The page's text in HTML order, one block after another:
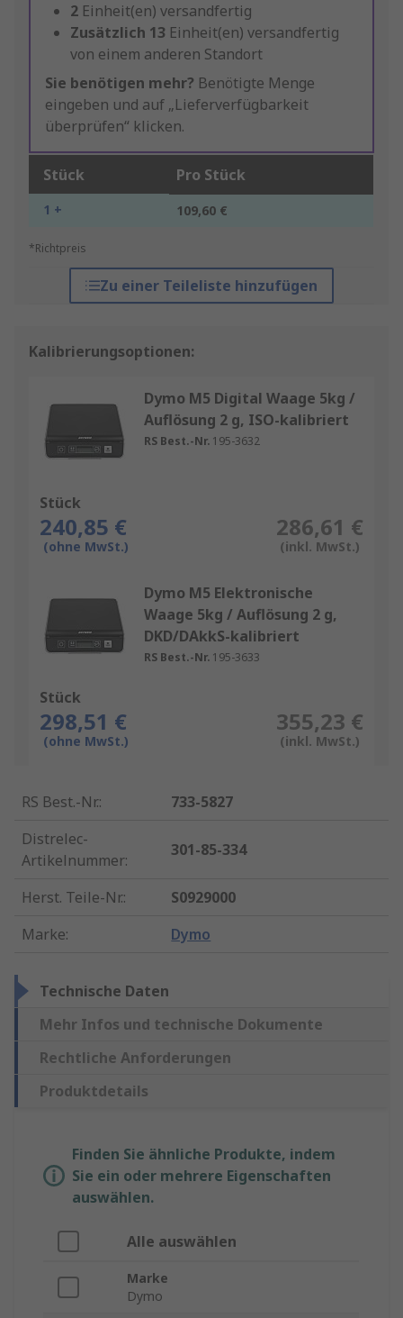
2 Einheit(en) versandfertig
Zusätzlich 13 Einheit(en) versandfertig
von einem anderen Standort
Sie benötigen mehr? Benötigte Menge
eingeben und auf „Lieferverfügbarkeit
überprüfen“ klicken.
Stück Pro Stück
1 + 109,60 €
*Richtpreis
Zu einer Teileliste hinzufügen
Kalibrierungsoptionen:
Dymo M5 Digital Waage 5kg /
Auflösung 2 g, ISO-kalibriert
RS Best.-Nr. 195-3632
Stück
240,85 €
(ohne MwSt.)
286,61 €
(inkl. MwSt.)
Dymo M5 Elektronische
Waage 5kg / Auflösung 2 g,
DKD/DAkkS-kalibriert
RS Best.-Nr. 195-3633
Stück
298,51 €
(ohne MwSt.)
355,23 €
(inkl. MwSt.)
RS Best.-Nr.:
733-5827
Distrelec-
Artikelnummer:
301-85-334
Herst. Teile-Nr.:
S0929000
Marke: Dymo
Technische Daten
Mehr Infos und technische Dokumente
Rechtliche Anforderungen
Produktdetails
Finden Sie ähnliche Produkte, indem
Sie ein oder mehrere Eigenschaften
auswählen.
Alle auswählen
Marke
Dymo